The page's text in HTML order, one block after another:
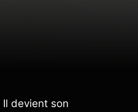
Il devient son